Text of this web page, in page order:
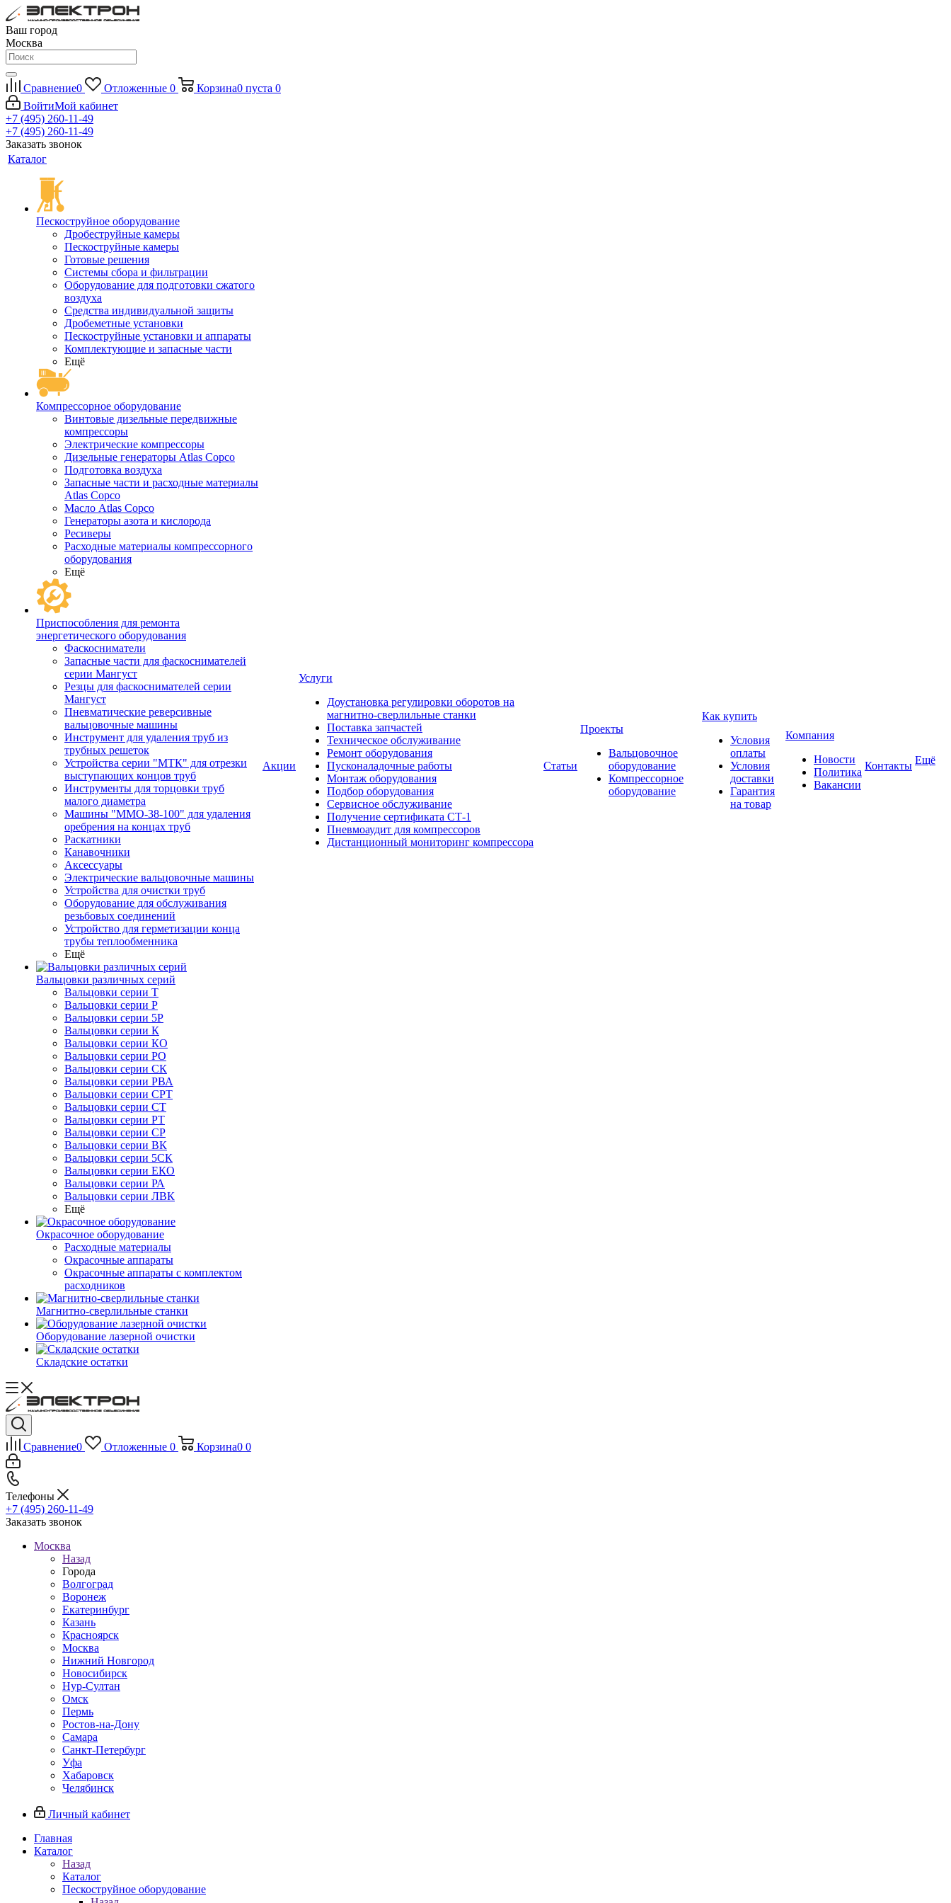
Ваш город
Москва
Сравнение0 Отложенные 0 Корзина0 пуста 0
ВойтиМой кабинет
+7 (495) 260-11-49
+7 (495) 260-11-49
Заказать звонок
Каталог
Пескоструйное оборудование
Дробеструйные камеры
Пескоструйные камеры
Готовые решения
Системы сбора и фильтрации
Оборудование для подготовки сжатого
воздуха
Средства индивидуальной защиты
Дробеметные установки
Пескоструйные установки и аппараты
Комплектующие и запасные части
Ещё
Компрессорное оборудование
Винтовые дизельные передвижные
компрессоры
Электрические компрессоры
Дизельные генераторы Atlas Copco
Подготовка воздуха
Запасные части и расходные материалы
Atlas Copco
Масло Atlas Copco
Генераторы азота и кислорода
Ресиверы
Расходные материалы компрессорного
оборудования
Ещё
Приспособления для ремонта
энергетического оборудования
Фаскосниматели
Запасные части для фаскоснимателей
серии Мангуст
Резцы для фаскоснимателей серии
Мангуст
Пневматические реверсивные
вальцовочные машины
Инструмент для удаления труб из
трубных решеток
Устройства серии "МТК" для отрезки
выступающих концов труб
Инструменты для торцовки труб
малого диаметра
Машины "ММО-38-100" для удаления
оребрения на концах труб
Раскатники
Канавочники
Аксессуары
Электрические вальцовочные машины
Устройства для очистки труб
Оборудование для обслуживания
резьбовых соединений
Устройство для герметизации конца
трубы теплообменника
Ещё
Вальцовки различных серий
Вальцовки серии Т
Вальцовки серии Р
Вальцовки серии 5Р
Вальцовки серии К
Вальцовки серии КО
Вальцовки серии РО
Вальцовки серии СК
Вальцовки серии РВА
Вальцовки серии СРТ
Вальцовки серии СТ
Вальцовки серии РТ
Вальцовки серии СР
Вальцовки серии ВК
Вальцовки серии 5СК
Вальцовки серии ЕКО
Вальцовки серии РА
Вальцовки серии ЛВК
Ещё
Окрасочное оборудование
Расходные материалы
Окрасочные аппараты
Окрасочные аппараты с комплектом
расходников
Магнитно-сверлильные станки
Оборудование лазерной очистки
Складские остатки
Акции
Услуги
Доустановка регулировки оборотов на
магнитно-сверлильные станки
Поставка запчастей
Техническое обслуживание
Ремонт оборудования
Пусконаладочные работы
Монтаж оборудования
Подбор оборудования
Сервисное обслуживание
Получение сертификата СТ-1
Пневмоаудит для компрессоров
Дистанционный мониторинг компрессора
Статьи
Проекты
Вальцовочное
оборудование
Компрессорное
оборудование
Как купить
Условия
оплаты
Условия
доставки
Гарантия
на товар
Компания
Новости
Политика
Вакансии
Контакты Ещё
Сравнение0 Отложенные 0 Корзина0 0
Телефоны
+7 (495) 260-11-49
Заказать звонок
Москва
Назад
Города
Волгоград
Воронеж
Екатеринбург
Казань
Красноярск
Москва
Нижний Новгород
Новосибирск
Нур-Султан
Омск
Пермь
Ростов-на-Дону
Самара
Санкт-Петербург
Уфа
Хабаровск
Челябинск
Личный кабинет
Главная
Каталог
Назад
Каталог
Пескоструйное оборудование